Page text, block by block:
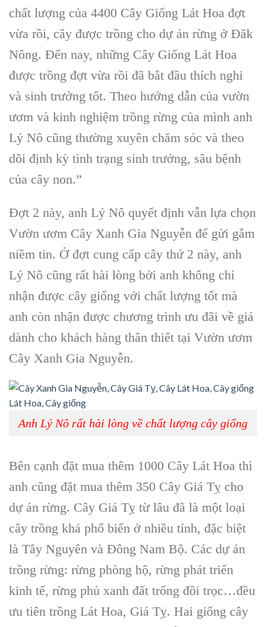
chất lượng của 4400 Cây Giống Lát Hoa đợt
vừa rồi, cây được trồng cho dự án rừng ở Đăk
Nông. Đến nay, những Cây Giống Lát Hoa
được trồng đợt vừa rồi đã bắt đầu thích nghi
và sinh trưởng tốt. Theo hướng dẫn của vườn
ươm và kinh nghiệm trồng rừng của mình anh
Lý Nô cũng thường xuyên chăm sóc và theo
dõi định kỳ tình trạng sinh trưởng, sâu bệnh
của cây non.”
Đợt 2 này, anh Lý Nô quyết định vẫn lựa chọn
Vườn ươm Cây Xanh Gia Nguyễn để gửi gắm
niềm tin. Ở đợt cung cấp cây thứ 2 này, anh
Lý Nô cũng rất hài lòng bởi anh không chỉ
nhận được cây giống với chất lượng tốt mà
anh còn nhận được chương trình ưu đãi về giá
dành cho khách hàng thân thiết tại Vườn ươm
Cây Xanh Gia Nguyễn.
Anh Lý Nô rất hài lòng về chất lượng cây giống
Bên cạnh đặt mua thêm 1000 Cây Lát Hoa thì
anh cũng đặt mua thêm 350 Cây Giá Tỵ cho
dự án rừng. Cây Giá Tỵ từ lâu đã là một loại
cây trồng khá phổ biến ở nhiều tỉnh, đặc biệt
là Tây Nguyên và Đông Nam Bộ. Các dự án
trồng rừng: rừng phòng hộ, rừng phát triển
kinh tế, rừng phủ xanh đất trống đồi trọc…đều
ưu tiên trồng Lát Hoa, Giá Tỵ. Hai giống cây